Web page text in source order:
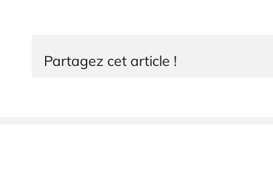
Partagez cet article !